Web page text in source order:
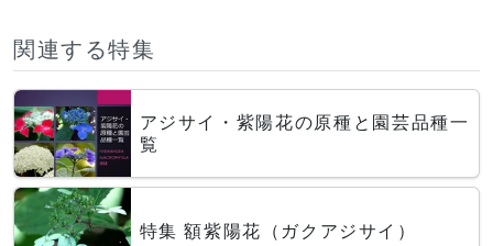
関連する特集
アジサイ・紫陽花の原種と園芸品種一
覧
特集 額紫陽花（ガクアジサイ）